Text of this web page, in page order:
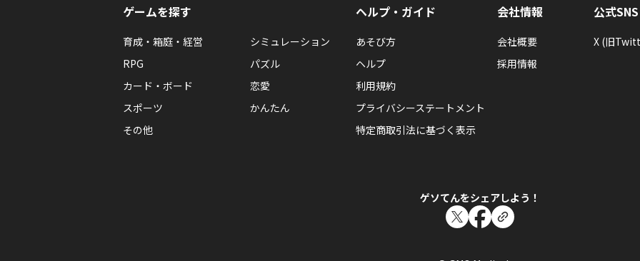
ゲームを探す
育成・箱庭・経営
シミュレーション
RPG
パズル
カード・ボード
恋愛
スポーツ
かんたん
その他
ヘルプ・ガイド
あそび方
ヘルプ
利用規約
プライバシーステートメント
特定商取引法に基づく表示
会社情報
会社概要
採用情報
公式SNS
X (旧
ゲソてんをシェアしよう！